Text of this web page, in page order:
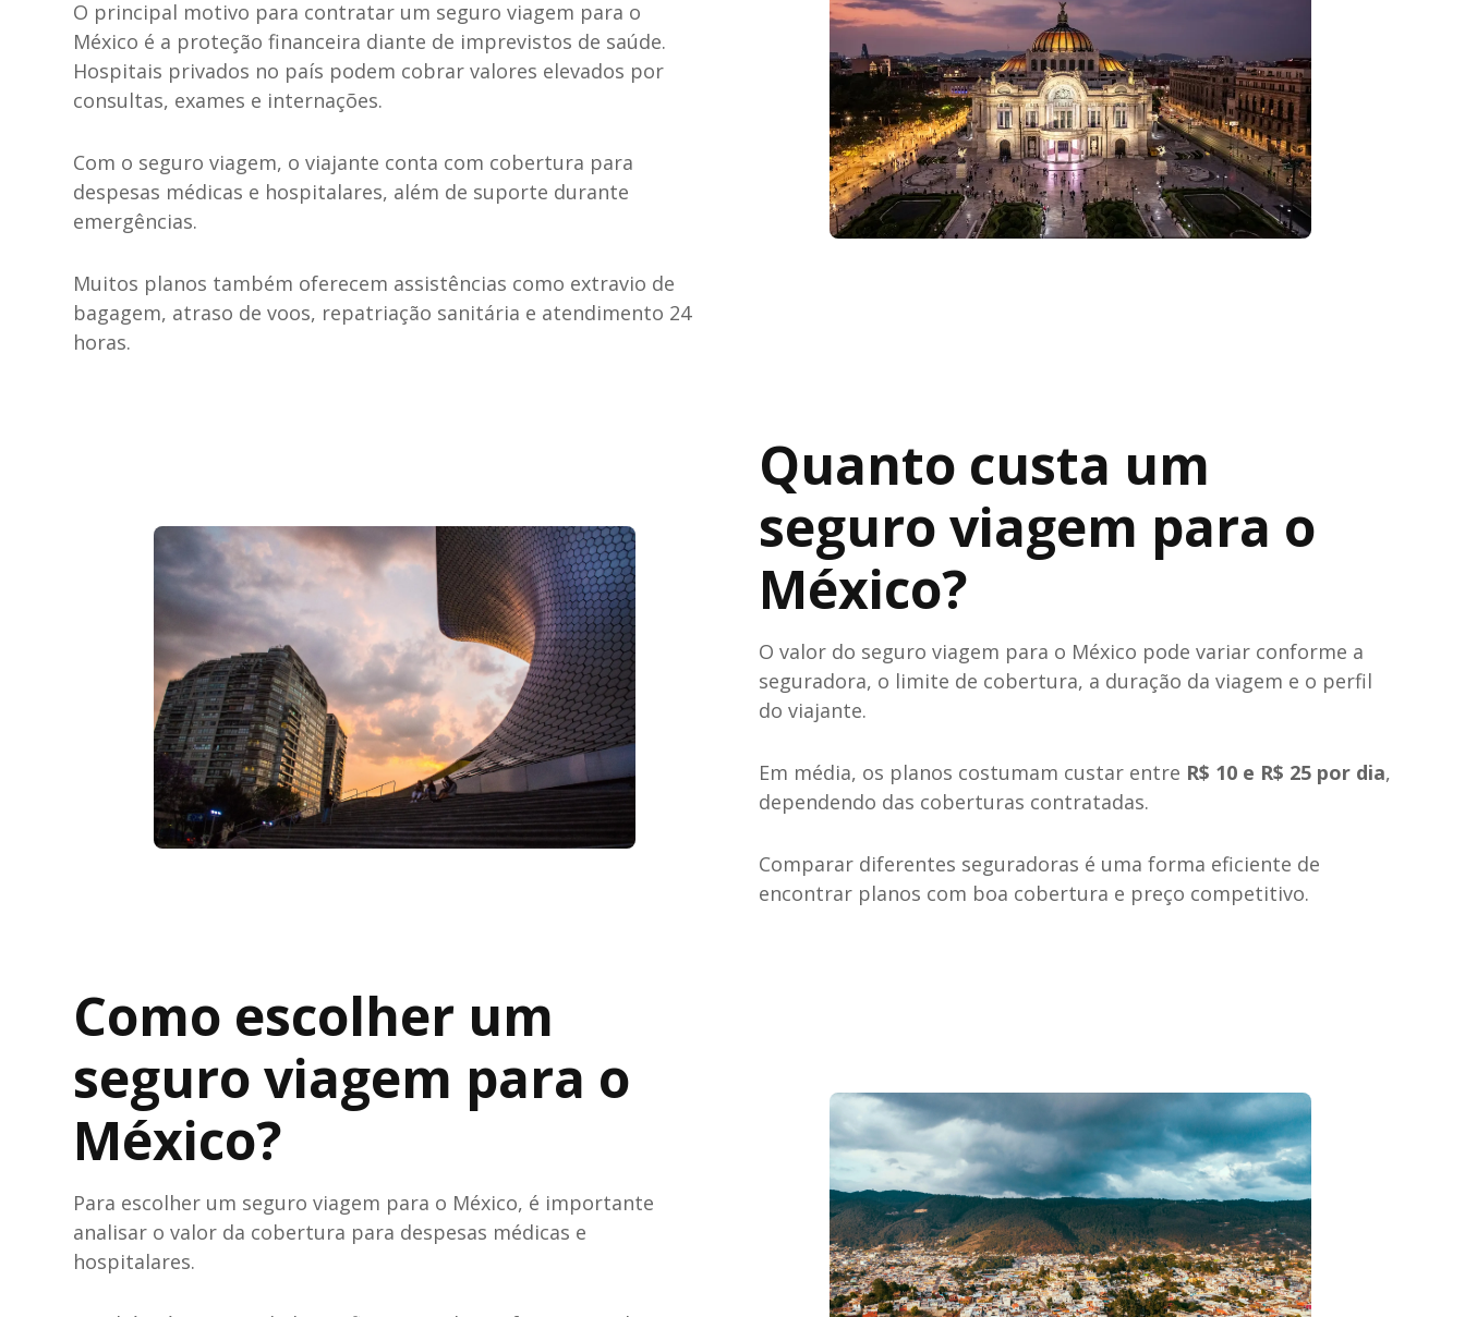
O principal motivo para contratar um seguro viagem para o
México é a proteção financeira diante de imprevistos de saúde.
Hospitais privados no país podem cobrar valores elevados por
consultas, exames e internações.
Com o seguro viagem, o viajante conta com cobertura para
despesas médicas e hospitalares, além de suporte durante
emergências.
Muitos planos também oferecem assistências como extravio de
bagagem, atraso de voos, repatriação sanitária e atendimento 24
horas.
Quanto custa um
seguro viagem para o
México?
O valor do seguro viagem para o México pode variar conforme a
seguradora, o limite de cobertura, a duração da viagem e o perfil
do viajante.
Em média, os planos costumam custar entre R$ 10 e R$ 25 por dia,
dependendo das coberturas contratadas.
Comparar diferentes seguradoras é uma forma eficiente de
encontrar planos com boa cobertura e preço competitivo.
Como escolher um
seguro viagem para o
México?
Para escolher um seguro viagem para o México, é importante
analisar o valor da cobertura para despesas médicas e
hospitalares.